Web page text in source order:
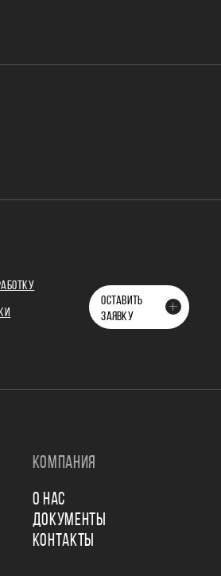
ОСТАВИТЬ
ЗАЯВКУ
КОМПАНИЯ
О НАС
ДОКУМЕНТЫ
КОНТАКТЫ